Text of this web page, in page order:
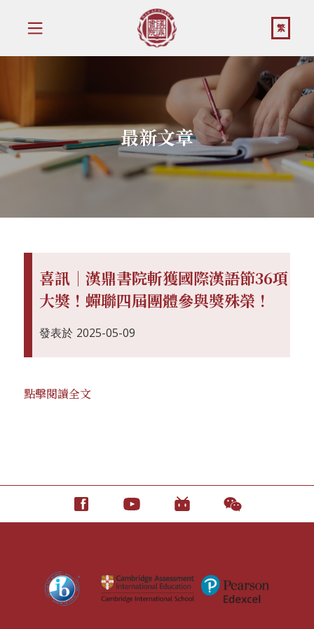
繁
最新文章
喜訊｜漢鼎書院斬獲國際漢語節36項
大獎！蟬聯四屆團體參與獎殊榮！
發表於 2025-05-09
點擊閱讀全文